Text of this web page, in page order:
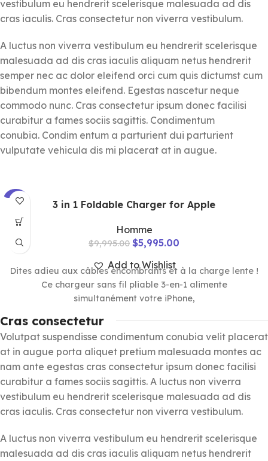
vestibulum eu hendrerit scelerisque malesuada ad dis
cras iaculis. Cras consectetur non viverra vestibulum.
A luctus non viverra vestibulum eu hendrerit scelerisque
malesuada ad dis cras iaculis aliquam netus hendrerit
semper nec ac dolor eleifend orci cum quis dictumst cum
bibendum montes eleifend. Egestas nascetur neque
commodo nunc. Cras consectetur ipsum donec facilisi
curabitur a fames sociis sagittis. Condimentum
conubia. Condim entum a parturient dui parturient
vulputate vehicula dis mi placerat at in augue.
-40% 3 in 1 Foldable Charger for Apple
Homme
$9,995.00 $5,995.00
Add to Wishlist
Dites adieu aux câbles encombrants et à la charge lente !
Ce chargeur sans fil pliable 3-en-1 alimente
simultanément votre iPhone,
Cras consectetur
Volutpat suspendisse condimentum conubia velit placerat
at in augue porta aliquet pretium malesuada montes ac
nam ante egestas cras consectetur ipsum donec facilisi
curabitur a fames sociis sagittis. A luctus non viverra
vestibulum eu hendrerit scelerisque malesuada ad dis
cras iaculis. Cras consectetur non viverra vestibulum.
A luctus non viverra vestibulum eu hendrerit scelerisque
malesuada ad dis cras iaculis aliquam netus hendrerit